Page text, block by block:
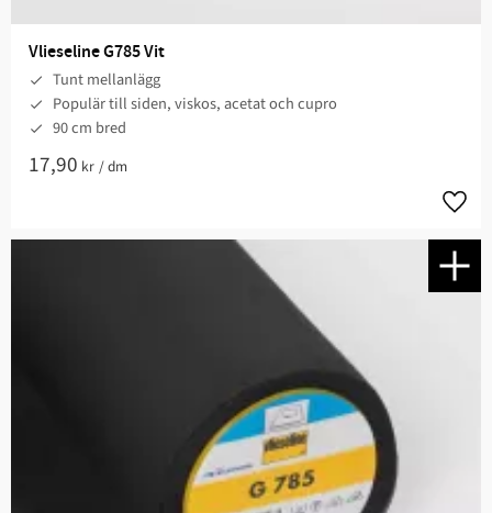
Vlieseline G785 Vit
Tunt mellanlägg
Populär till siden, viskos, acetat och cupro
90 cm bred
17,90 kr /dm